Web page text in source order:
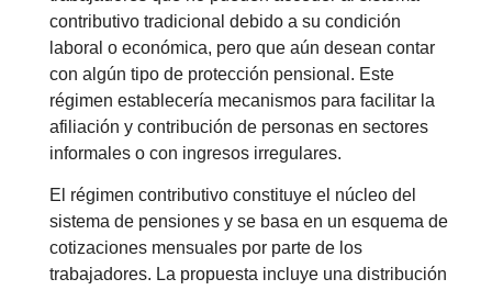
contributivo tradicional debido a su condición
laboral o económica, pero que aún desean contar
con algún tipo de protección pensional. Este
régimen establecería mecanismos para facilitar la
afiliación y contribución de personas en sectores
informales o con ingresos irregulares.
El régimen contributivo constituye el núcleo del
sistema de pensiones y se basa en un esquema de
cotizaciones mensuales por parte de los
trabajadores. La propuesta incluye una distribución